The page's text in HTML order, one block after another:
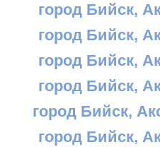
город Бийск,
город Бийск,
город Бийск,
город Бийск,
город Бийск,
город Бийск,